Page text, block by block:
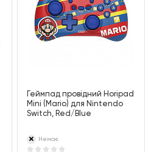
Геймпад провідний Horipad
Mini (Mario) для Nintendo
Switch, Red/Blue
Немає